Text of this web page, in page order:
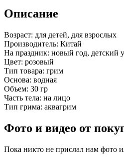
Описание
Возраст: для детей, для взрослых
Производитель: Китай
На праздник: новый год, детский
Цвет: розовый
Тип товара: грим
Основа: водная
Объем: 30 гр
Часть тела: на лицо
Тип грима: аквагрим
Фото и видео от
Пока никто не прислал нам фото